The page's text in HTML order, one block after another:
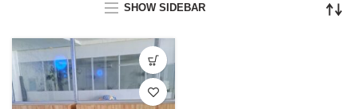
SHOW SIDEBAR